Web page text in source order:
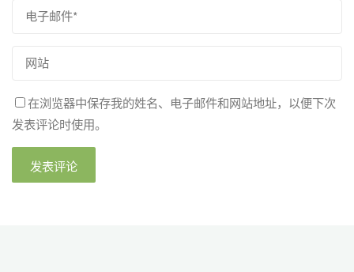
在浏览器中保存我的姓名、电子邮件和网站地址，以便下次
发表评论时使用。